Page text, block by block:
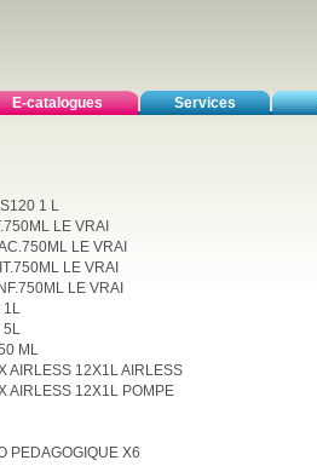
E-catalogues Services
1 L
LE VRAI
LE VRAI
LE VRAI
LE VRAI
1L
5L
ML
AIRLESS 12X1L AIRLESS
AIRLESS 12X1L POMPE
PEDAGOGIQUE X6